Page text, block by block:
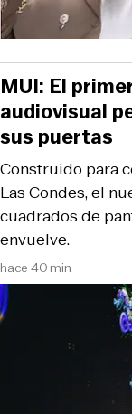
hace 40 min
Construido para
Las Condes, el
cuadrados de
envuelve.
MUI: El
audiovisual
sus puertas